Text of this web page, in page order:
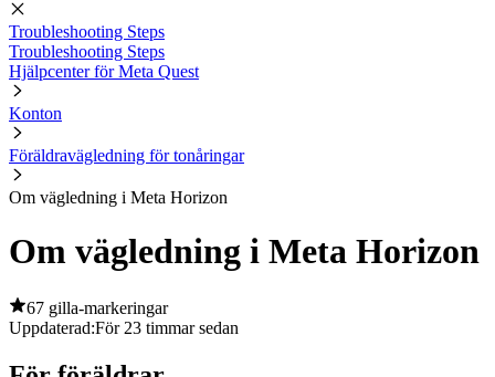
Troubleshooting Steps
Troubleshooting Steps
Hjälpcenter för Meta Quest
Konton
Föräldravägledning för tonåringar
Om vägledning i Meta Horizon
Om vägledning i Meta Horizon
67 gilla-markeringar
Uppdaterad:För 23 timmar sedan